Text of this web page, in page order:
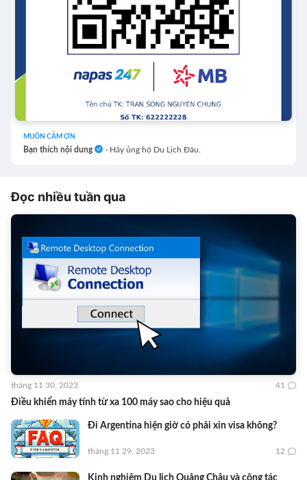
MUỐN CẢM ƠN
Bạn thích nội dung - Hãy ủng hộ Du Lịch Đâu.
Đọc nhiều tuần qua
Điều khiển máy tính từ xa 100 máy sao cho hiệu quả
tháng 11 30, 2023 41
Đi Argentina hiện giờ có phải xin visa không?
tháng 11 29, 2023 12
Kinh nghiệm Du lịch Quảng Châu và công tác